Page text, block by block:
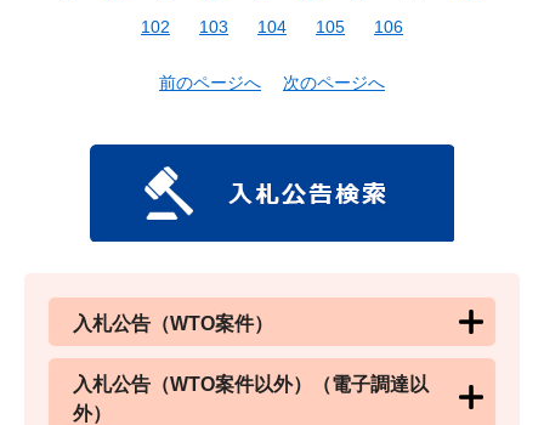
102
103 104 105 106
前のページへ 次のページへ
入札公告（WTO案件）
入札公告（WTO案件以外）（電子調達以
外）